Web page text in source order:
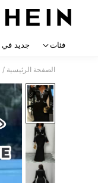
فئات جديد في
الصفحة الرئيسية /